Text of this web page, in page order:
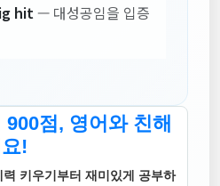
hit — 대성공임을 입증
900점, 영어와 친해
!
력 키우기부터 재미있게 공부하